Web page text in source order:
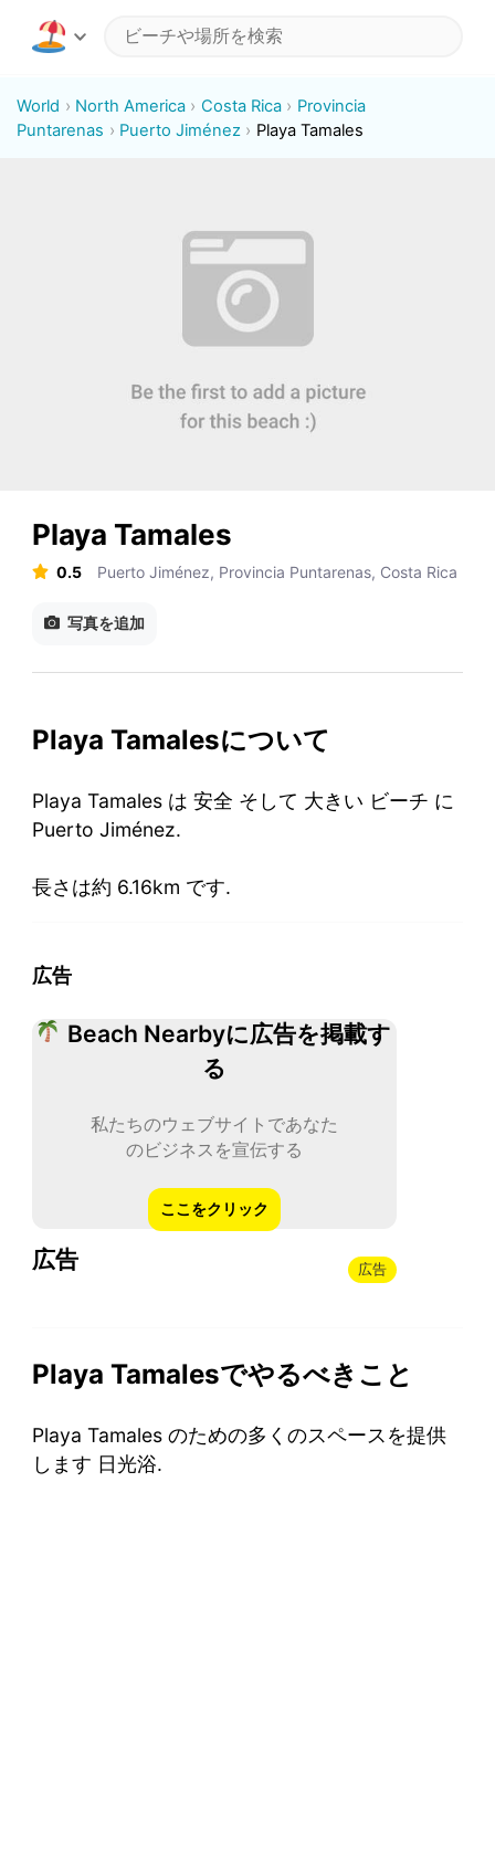
World North America Costa Rica
Provincia
Puntarenas
Puerto Jiménez Playa Tamales
Playa Tamales
0.5 Puerto Jiménez, Provincia Puntarenas, Costa Rica
写真を追加
Playa Tamalesについて
Playa Tamales は 安全 そして 大きい ビーチ に
Puerto Jiménez.
長さは約 6.16km です.
広告
Beach Nearbyに広告を掲載す
る
私たちのウェブサイトであなた
のビジネスを宣伝する
ここをクリック
広告 広告
Playa Tamalesでやるべきこと
Playa Tamales のための多くのスペースを提供
します 日光浴.